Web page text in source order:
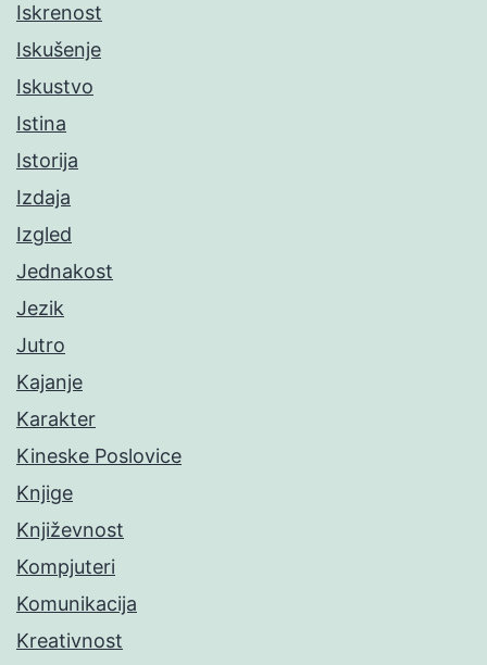
Iskrenost
Iskušenje
Iskustvo
Istina
Istorija
Izdaja
Izgled
Jednakost
Jezik
Jutro
Kajanje
Karakter
Kineske Poslovice
Knjige
Književnost
Kompjuteri
Komunikacija
Kreativnost